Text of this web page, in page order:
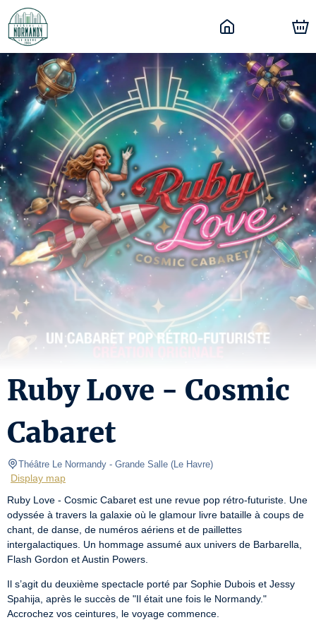
Ruby Love - Cosmic
Cabaret
Théâtre Le Normandy - Grande Salle (Le Havre)
Display map
Ruby Love - Cosmic Cabaret est une revue pop rétro-futuriste. Une
odyssée à travers la galaxie où le glamour livre bataille à coups de
chant, de danse, de numéros aériens et de paillettes
intergalactiques. Un hommage assumé aux univers de Barbarella,
Flash Gordon et Austin Powers.
Il s’agit du deuxième spectacle porté par Sophie Dubois et Jessy
Spahija, après le succès de "Il était une fois le Normandy."
Accrochez vos ceintures, le voyage commence.